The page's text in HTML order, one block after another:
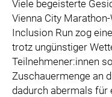
Viele begeisterte
Vienna City
Inclusion Run zog
trotz ungünstiger
Teilnehmener:innen
Zuschauermenge an
dadurch abermals für